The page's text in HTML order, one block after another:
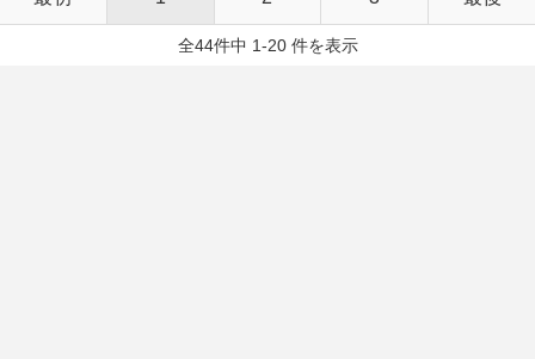
全44件中 1-20 件を表示